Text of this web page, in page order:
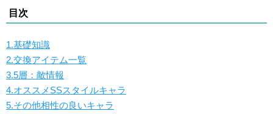
目次
1.基礎知識
2.交換アイテム一覧
3.5層：敵情報
4.オススメSSスタイルキャラ
5.その他相性の良いキャラ